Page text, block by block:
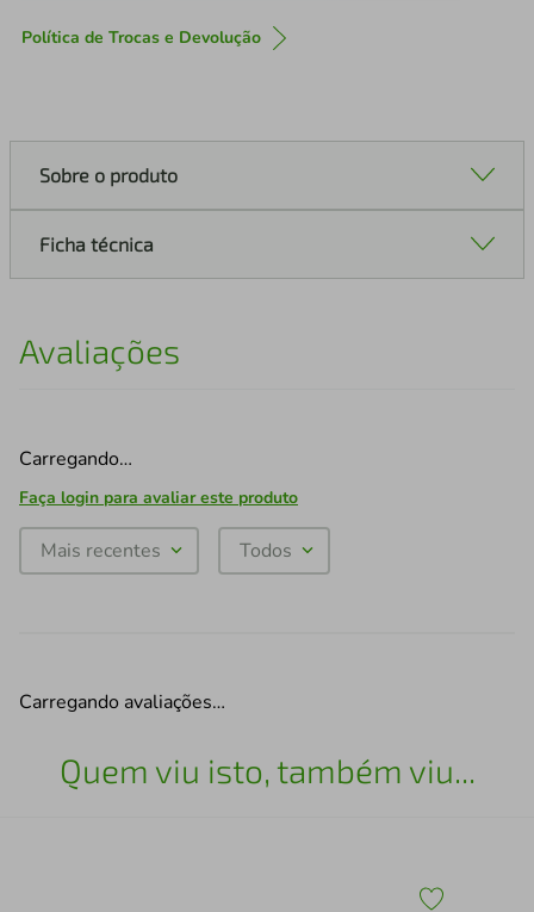
Política de Trocas e Devolução
Sobre o produto
Ficha técnica
Avaliações
Carregando…
Faça login para avaliar este produto
Mais recentes Todos
Carregando avaliações…
Quem viu isto, também viu...